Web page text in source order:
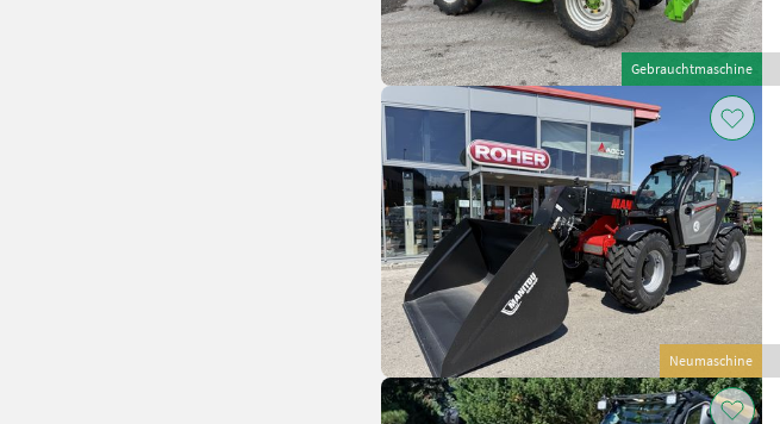
Gebrauchtmaschine
Neumaschine